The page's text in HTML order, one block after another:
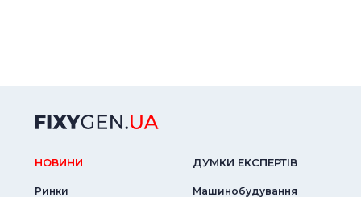
НОВИНИ
Ринки
ДУМКИ ЕКСПЕРТIВ
Машинобудування